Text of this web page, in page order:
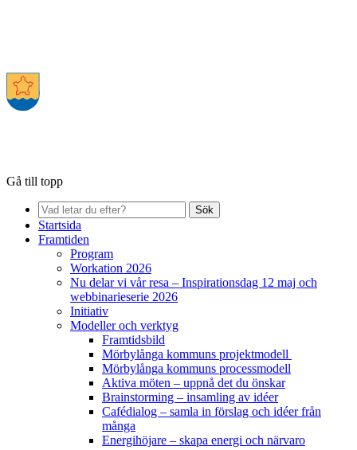
Gå till topp
Sök
Startsida
Framtiden
Program
Workation 2026
Nu delar vi vår resa – Inspirationsdag 12 maj och
webbinarieserie 2026
Initiativ
Modeller och verktyg
Framtidsbild
Mörbylånga kommuns projektmodell
Mörbylånga kommuns processmodell
Aktiva möten – uppnå det du önskar
Brainstorming – insamling av idéer
Cafédialog – samla in förslag och idéer från
många
Energihöjare – skapa energi och närvaro